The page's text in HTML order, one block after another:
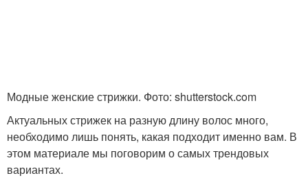
Модные женские стрижки. Фото: shutterstock.com
Актуальных стрижек на разную длину волос много,
необходимо лишь понять, какая подходит именно вам. В
этом материале мы поговорим о самых трендовых
вариантах.